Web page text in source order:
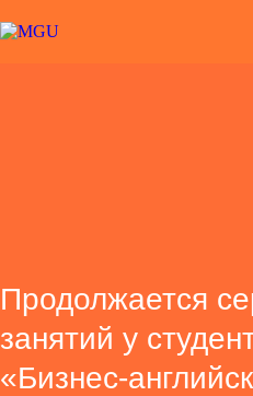
Продолжается
занятий у
«Бизнес-